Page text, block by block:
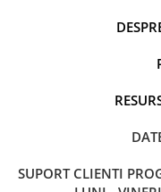
SUPORT CLIENTI